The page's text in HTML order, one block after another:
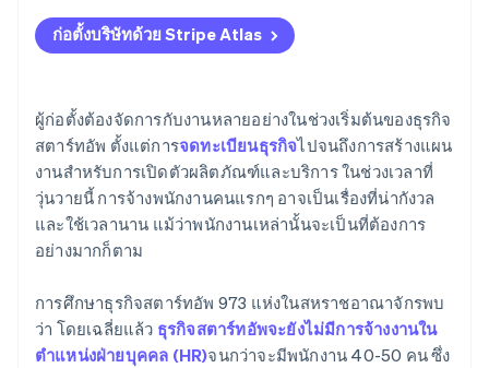
การปฐมนิเทศพนักงานใหม่
การสมัครใช้งาน Atlas
การรับชำระเงินและการธนาคารก่อนที่จะได้รับ EIN ของ
การซื้อหุ้นของผู้ก่อตั้งแบบไร้เงินสด
การยื่นเอกสารการเลือกสถานะภาษี 83(b) อัตโนมัติ
เอกสารทางกฎหมายของบริษัทระดับโลก
Stripe Payments ฟรีหนึ่งปี พร้อมเครดิตและส่วนลด
สำหรับพาร์ทเนอร์มูลค่า 50,000 ดอลลาร์สหรัฐ
ก่อตั้งบริษัทด้วย Stripe Atlas
ผู้ก่อตั้งต้องจัดการกับงานหลายอย่างในช่วงเริ่มต้นของธุรกิจ
สตาร์ทอัพ ตั้งแต่การจดทะเบียนธุรกิจไปจนถึงการสร้างแผน
งานสำหรับการเปิดตัวผลิตภัณฑ์และบริการ ในช่วงเวลาที่
วุ่นวายนี้ การจ้างพนักงานคนแรกๆ อาจเป็นเรื่องที่น่ากังวล
และใช้เวลานาน แม้ว่าพนักงานเหล่านั้นจะเป็นที่ต้องการ
อย่างมากก็ตาม
การศึกษาธุรกิจสตาร์ทอัพ 973 แห่งในสหราชอาณาจักรพบ
ว่า โดยเฉลี่ยแล้ว ธุรกิจสตาร์ทอัพจะยังไม่มีการจ้างงานใน
ตำแหน่งฝ่ายบุคคล (HR)จนกว่าจะมีพนักงาน 40-50 คน ซึ่ง